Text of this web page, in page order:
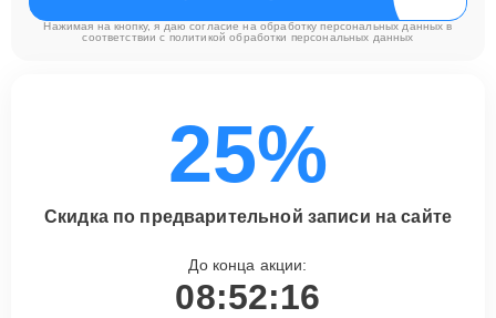
Нажимая на кнопку, я даю согласие на обработку персональных данных в
соответствии с политикой обработки персональных данных
25%
Скидка по предварительной записи на сайте
До конца акции:
08:52:16